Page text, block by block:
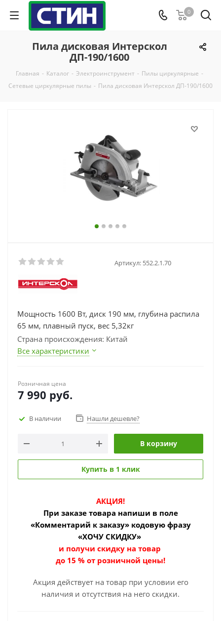
0
Пила дисковая Интерскол
ДП-190/1600
Главная - Каталог - Электроинструмент - Пилы циркулярные -
Сетевые циркулярные пилы - Пила дисковая Интерскол ДП-190/1600
Артикул: 552.2.1.70
Мощность 1600 Вт, диск 190 мм, глубина распила
65 мм, плавный пуск, вес 5,32кг
Страна происхождения: Китай
Все характеристики
Розничная цена
7 990 руб.
В наличии Нашли дешевле?
В корзину
Купить в 1 клик
АКЦИЯ!
При заказе товара напиши в поле
«Комментарий к заказу» кодовую фразу
«ХОЧУ СКИДКУ»
и получи скидку на товар
до 15 % от розничной цены!
Акция действует на товар при условии его
наличия и отсутствия на него скидки.